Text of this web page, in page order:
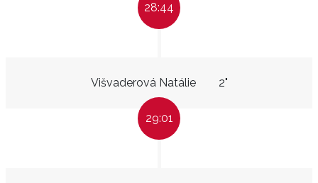
28:44
Višvaderová Natálie 2"
29:01